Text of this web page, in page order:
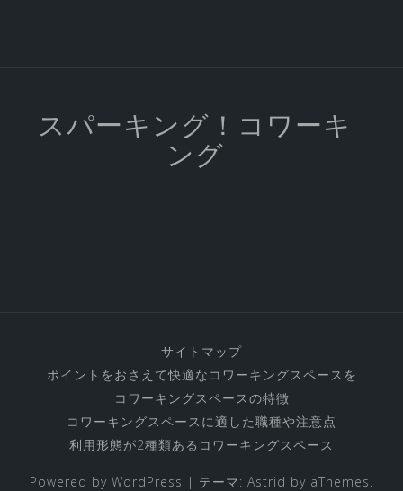
スパーキング！コワーキ
ング
サイトマップ
ポイントをおさえて快適なコワーキングスペースを
コワーキングスペースの特徴
コワーキングスペースに適した職種や注意点
利用形態が2種類あるコワーキングスペース
Powered by WordPress | テーマ: Astrid by aThemes.